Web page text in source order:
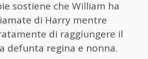
sostiene che William ha
di Harry mentre
di raggiungere il
defunta regina e nonna.